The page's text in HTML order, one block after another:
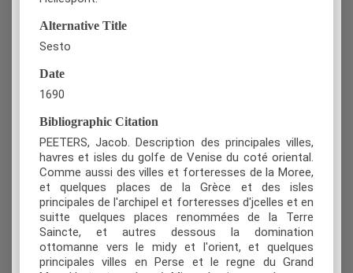
Alternative Title
Sesto
Date
1690
Bibliographic Citation
PEETERS, Jacob. Description des principales villes,
havres et isles du golfe de Venise du coté oriental.
Comme aussi des villes et forteresses de la Moree,
et quelques places de la Grèce et des isles
principales de l'archipel et forteresses d'jcelles et en
suitte quelques places renommées de la Terre
Saincte, et autres dessous la domination
ottomanne vers le midy et l'orient, et quelques
principales villes en Perse et le regne du Grand